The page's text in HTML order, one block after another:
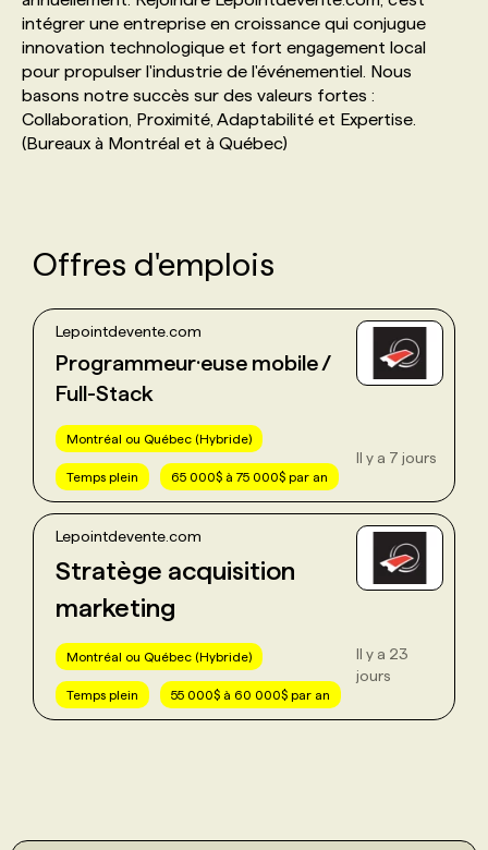
FAQ
ANNONCEZ AVEC NOUS
intégrer une entreprise en croissance qui conjugue
innovation technologique et fort engagement local
pour propulser l'industrie de l'événementiel. Nous
basons notre succès sur des valeurs fortes :
Collaboration, Proximité, Adaptabilité et Expertise.
(Bureaux à Montréal et à Québec)
Offres d'emplois
Lepointdevente.com
Programmeur·euse mobile /
Full-Stack
Montréal ou Québec (Hybride)
Temps plein 65 000$ à 75 000$ par an
Il y a 7 jours
Lepointdevente.com
Stratège acquisition
marketing
Montréal ou Québec (Hybride)
Temps plein 55 000$ à 60 000$ par an
Il y a 23
jours